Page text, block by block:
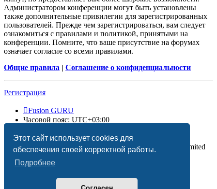
Этот сайт использует cookies для
обеспечения своей корректной работы.
Подробнее
Администратором конференции могут быть установлены
также дополнительные привилегии для зарегистрированных
пользователей. Прежде чем зарегистрироваться, вам следует
ознакомиться с правилами и политикой, принятыми на
конференции. Помните, что ваше присутствие на форумах
означает согласие со всеми правилами.
Общие правила | Соглашение о конфиденциальности
Регистрация
Fusion GURU
Часовой пояс: UTC+03:00
Создано на основеphpBB® Forum Software © phpBB Limited